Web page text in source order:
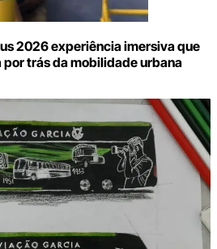
2026 experiência imersiva que
trás da mobilidade urbana